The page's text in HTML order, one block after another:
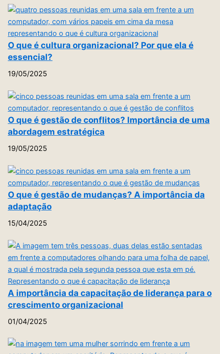
O que é cultura organizacional? Por que ela é
essencial?
19/05/2025
O que é gestão de conflitos? Importância de uma
abordagem estratégica
19/05/2025
O que é gestão de mudanças? A importância da
adaptação
15/04/2025
A importância da capacitação de liderança para o
crescimento organizacional
01/04/2025